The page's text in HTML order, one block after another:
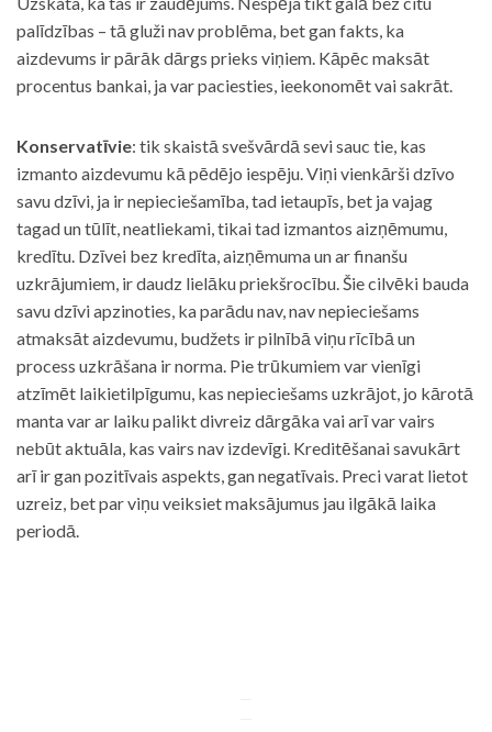
palīdzības – tā gluži nav problēma, bet gan fakts, ka
aizdevums ir pārāk dārgs prieks viņiem. Kāpēc maksāt
procentus bankai, ja var paciesties, ieekonomēt vai sakrāt.
Konservatīvie: tik skaistā svešvārdā sevi sauc tie, kas
izmanto aizdevumu kā pēdējo iespēju. Viņi vienkārši dzīvo
savu dzīvi, ja ir nepieciešamība, tad ietaupīs, bet ja vajag
tagad un tūlīt, neatliekami, tikai tad izmantos aizņēmumu,
kredītu. Dzīvei bez kredīta, aizņēmuma un ar finanšu
uzkrājumiem, ir daudz lielāku priekšrocību. Šie cilvēki bauda
savu dzīvi apzinoties, ka parādu nav, nav nepieciešams
atmaksāt aizdevumu, budžets ir pilnībā viņu rīcībā un
process uzkrāšana ir norma. Pie trūkumiem var vienīgi
atzīmēt laikietilpīgumu, kas nepieciešams uzkrājot, jo kārotā
manta var ar laiku palikt divreiz dārgāka vai arī var vairs
nebūt aktuāla, kas vairs nav izdevīgi. Kreditēšanai savukārt
arī ir gan pozitīvais aspekts, gan negatīvais. Preci varat lietot
uzreiz, bet par viņu veiksiet maksājumus jau ilgākā laika
periodā.